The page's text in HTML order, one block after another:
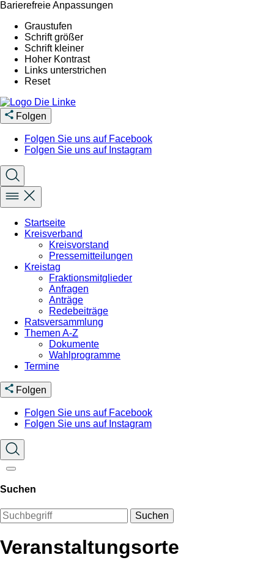
Barierefreie Anpassungen
Graustufen
Schrift größer
Schrift kleiner
Hoher Kontrast
Links unterstrichen
Reset
Folgen
Folgen Sie uns auf Facebook
Folgen Sie uns auf Instagram
Startseite
Kreisverband
Kreisvorstand
Pressemitteilungen
Kreistag
Fraktionsmitglieder
Anfragen
Anträge
Redebeiträge
Ratsversammlung
Themen A-Z
Dokumente
Wahlprogramme
Termine
Folgen
Folgen Sie uns auf Facebook
Folgen Sie uns auf Instagram
Suchen
Suchen
Veranstaltungsorte